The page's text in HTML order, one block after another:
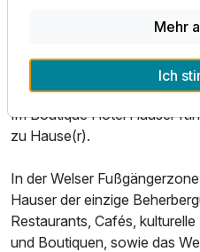
Das persönliche
die einzigartige, herzliche
Im Boutique Hotel Hauser
zu Hause(r).
In der Welser
Hauser der einzige
Restaurants, Cafés,
und Boutiquen, sowie das
Mehr
Ich